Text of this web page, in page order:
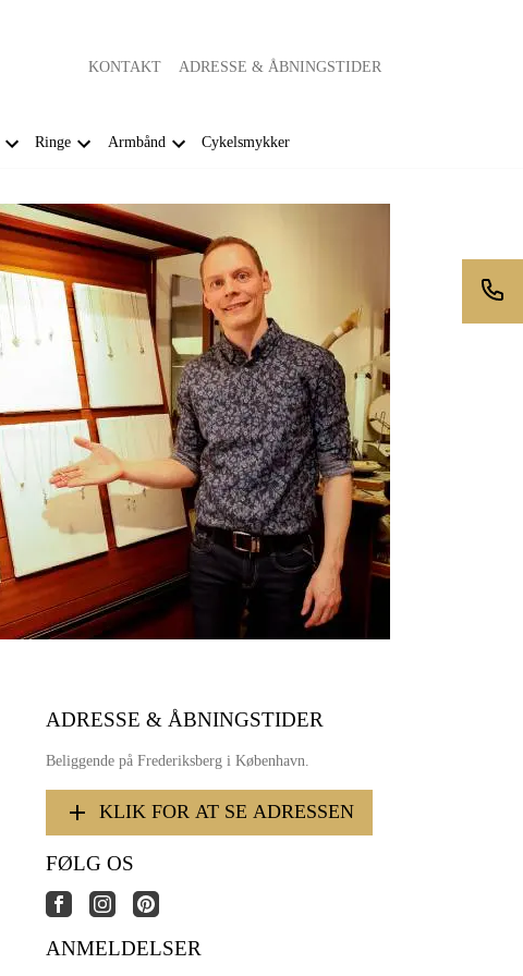
KONTAKT ADRESSE & ÅBNINGSTIDER
Ringe Armbånd Cykelsmykker
ADRESSE & ÅBNINGSTIDER
Beliggende på Frederiksberg i København.
KLIK FOR AT SE ADRESSEN
FØLG OS
ANMELDELSER